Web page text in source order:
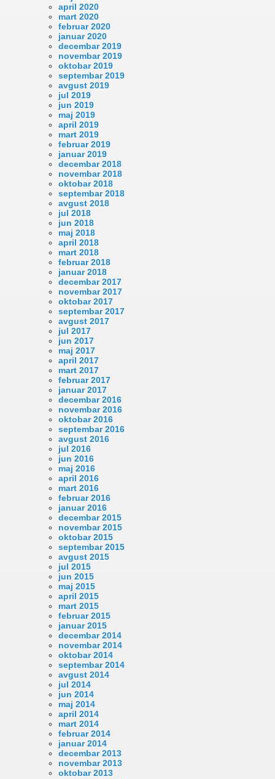
april 2020
mart 2020
februar 2020
januar 2020
decembar 2019
novembar 2019
oktobar 2019
septembar 2019
avgust 2019
jul 2019
jun 2019
maj 2019
april 2019
mart 2019
februar 2019
januar 2019
decembar 2018
novembar 2018
oktobar 2018
septembar 2018
avgust 2018
jul 2018
jun 2018
maj 2018
april 2018
mart 2018
februar 2018
januar 2018
decembar 2017
novembar 2017
oktobar 2017
septembar 2017
avgust 2017
jul 2017
jun 2017
maj 2017
april 2017
mart 2017
februar 2017
januar 2017
decembar 2016
novembar 2016
oktobar 2016
septembar 2016
avgust 2016
jul 2016
jun 2016
maj 2016
april 2016
mart 2016
februar 2016
januar 2016
decembar 2015
novembar 2015
oktobar 2015
septembar 2015
avgust 2015
jul 2015
jun 2015
maj 2015
april 2015
mart 2015
februar 2015
januar 2015
decembar 2014
novembar 2014
oktobar 2014
septembar 2014
avgust 2014
jul 2014
jun 2014
maj 2014
april 2014
mart 2014
februar 2014
januar 2014
decembar 2013
novembar 2013
oktobar 2013